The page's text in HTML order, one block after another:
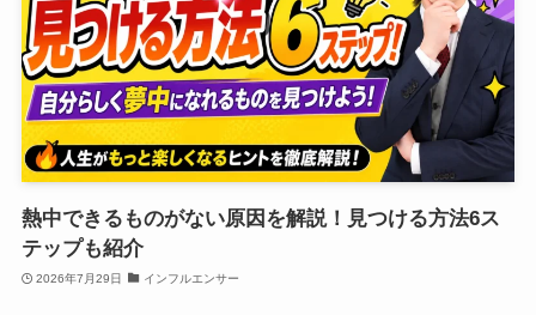
熱中できるものがない原因を解説！見つける方法6ス
テップも紹介
2026年7月29日 インフルエンサー